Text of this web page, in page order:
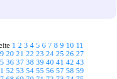
1 2 3 4 5 6 7 8 9 10 11
20 21 22 23 24 25 26 27
36 37 38 39 40 41 42 43
52 53 54 55 56 57 58 59